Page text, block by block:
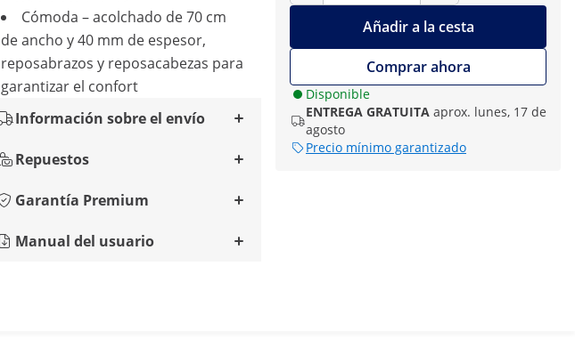
Añadir a la cesta
Comprar ahora
Disponible
ENTREGA GRATUITA aprox. lunes, 17 de
agosto
Precio mínimo garantizado
Cómoda – acolchado de 70 cm
de ancho y 40 mm de espesor,
reposabrazos y reposacabezas para
garantizar el confort
Información sobre el envío
Repuestos
Garantía Premium
Manual del usuario